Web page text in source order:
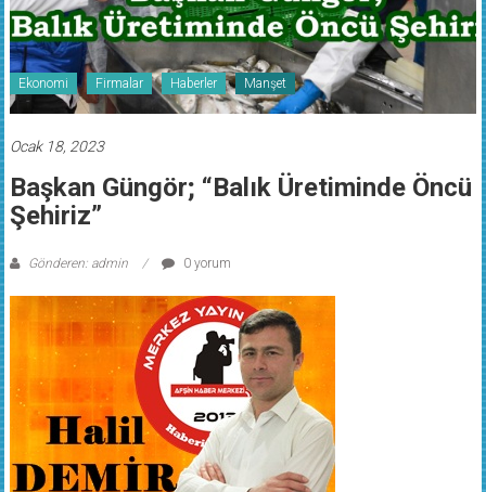
Ekonomi Firmalar Haberler Manşet
Ocak 18, 2023
Başkan Güngör; “Balık Üretiminde Öncü
Şehiriz”
Gönderen: admin 0 yorum